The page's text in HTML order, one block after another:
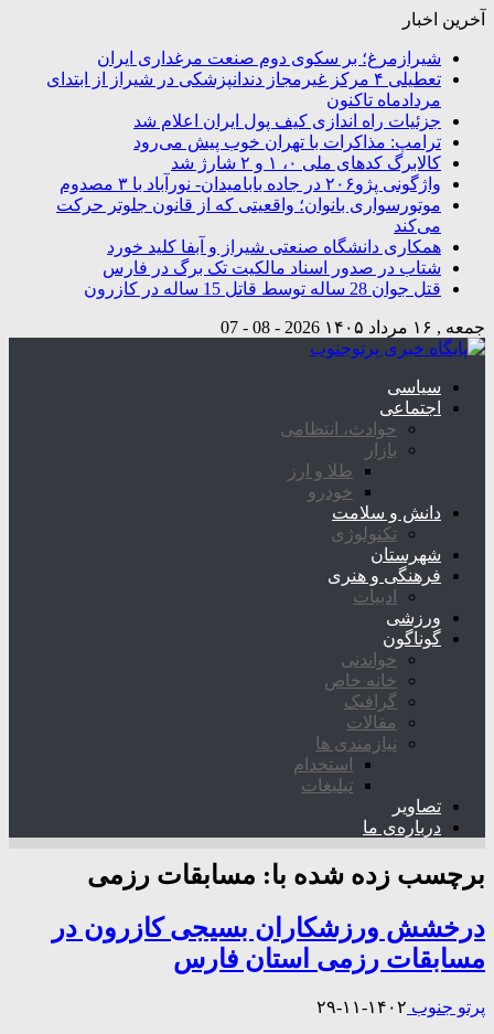
آخرین اخبار
شیرازمرغ؛ بر سکوی دوم صنعت مرغداری ایران
تعطیلی ۴ مرکز غیرمجاز دندانپزشکی در شیراز از ابتدای
مردادماه تاکنون
جزئیات راه اندازی کیف پول ایران اعلام شد
ترامپ: مذاکرات با تهران خوب پیش می‌رود
کالابرگ کدهای ملی ۰، ۱ و ۲ شارژ شد
واژگونی پژو۲۰۶ در جاده بابامیدان- نورآباد با ۳ مصدوم
موتورسواری بانوان؛ واقعیتی که از قانون جلوتر حرکت
می‌کند
همکاری دانشگاه صنعتی شیراز و آبفا کلید خورد
شتاب در صدور اسناد مالکیت تک برگ در فارس
قتل جوان 28 ساله توسط قاتل 15 ساله در کازرون
جمعه , ۱۶ مرداد ۱۴۰۵ 2026 - 08 - 07
سیاسی
اجتماعی
حوادث، انتظامی
بازار
طلا و ارز
خودرو
دانش و سلامت
تکنولوژی
شهرستان
فرهنگی و هنری
ادبیات
ورزشی
گوناگون
خواندنی
خانه خاص
گرافیک
مقالات
نیازمندی ها
استخدام
تبلیغات
تصاویر
درباره‌ی ما
برچسب زده شده با: مسابقات رزمی
درخشش ورزشکاران بسیجی کازرون در
مسابقات رزمی استان فارس
پرتو جنوب ۱۴۰۲-۱۱-۲۹